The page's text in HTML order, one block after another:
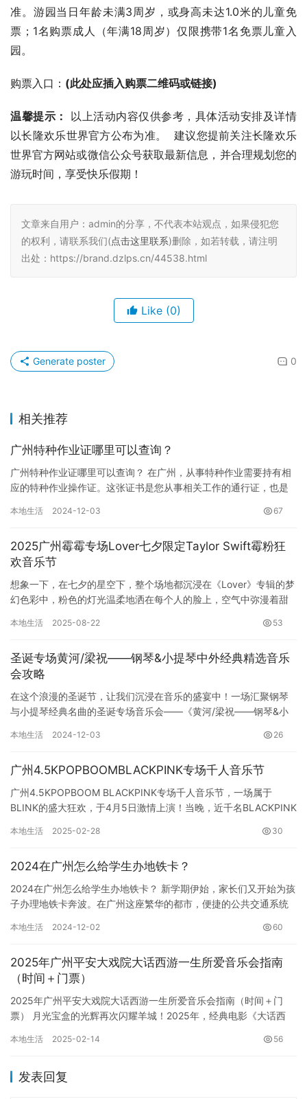
准。游园当日年龄未满3周岁，或身高未达1.0米的儿童免
票；1名购票成人（年满18周岁）仅限携带1名免票儿童入
园。
购票入口： (此处应插入购票二维码或链接)
温馨提示：
以上活动内容仅供参考，具体活动安排及详情
以长隆欢乐世界官方公布为准。  建议您提前关注长隆欢乐
世界官方网站或微信公众号获取最新信息，并合理规划您的
游玩时间，享受快乐假期！
文章来自用户：admin的分享，不代表本站观点，如果侵犯您
的权利，请联系我们(点击这里联系)删除，如若转载，请注明
出处：https://brand.dzlps.cn/44538.html
Like (0)
0
Generate poster
相关推荐
广州特种作业证哪里可以查询？
广州特种作业证哪里可以查询？ 在广州，从事特种作业需要持有相
应的特种作业操作证。这张证书是您从事相关工作的通行证，也是
本文…
本地生活 2024-12-03 67
2025广州霉霉专场Lover七夕限定Taylor Swift霉粉狂
欢音乐节
想象一下，在七夕的星空下，整个场地都沉浸在《Lover》专辑的梦
幻色彩中，粉色的灯光温柔地洒在每个人的脸上，空气中弥漫着甜
本地生活 2025-08-22 53
圣诞专场黄河/梁祝——钢琴&小提琴中外经典精选音乐
会攻略
在这个浪漫的圣诞节，让我们沉浸在音乐的盛宴中！一场汇聚钢琴
与小提琴经典名曲的圣诞专场音乐会——《黄河/梁祝——钢琴&小
本地生活 2024-12-03 26
广州4.5KPOPBOOMBLACKPINK专场千人音乐节
广州4.5KPOPBOOM BLACKPINK专场千人音乐节，一场属于
BLINK的盛大狂欢，于4月5日激情上演！当晚，近千名BLACKPINK
本地生活 2025-02-28 30
2024在广州怎么给学生办地铁卡？
2024在广州怎么给学生办地铁卡？ 新学期伊始，家长们又开始为孩
子办理地铁卡奔波。在广州这座繁华的都市，便捷的公共交通系统
本地生活 2024-12-02 60
2025年广州平安大戏院大话西游一生所爱音乐会指南
（时间＋门票）
2025年广州平安大戏院大话西游一生所爱音乐会指南（时间＋门
票） 月光宝盒的光辉再次闪耀羊城！2025年，经典电影《大话西
本地生活 2025-02-14 56
发表回复